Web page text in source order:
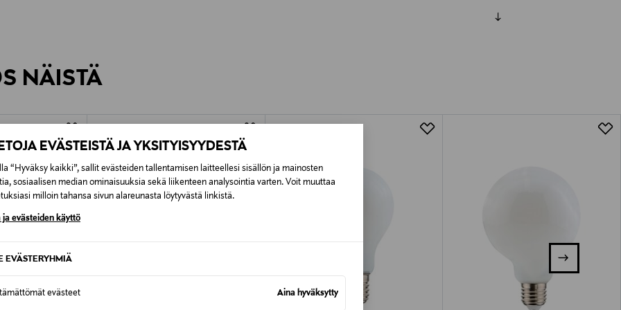
EVÄSTEISTÄ JA YKSITYISYYDESTÄ
“Hyväksy kaikki”, sallit evästeiden tallentamisen laitteellesi sisällön ja mainosten
sosiaalisen median ominaisuuksia sekä liikenteen analysointia varten. Voit muuttaa
milloin tahansa sivun alareunasta löytyvästä linkistä.
ja evästeiden käyttö
EVÄSTERYHMIÄ
evästeet Aina hyväksytty
Alk. 6,90 €, kun toimitus on saatavilla valittuun osoitteeseen.
NÄISTÄ